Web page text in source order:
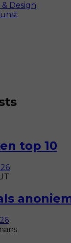
Design
top 10